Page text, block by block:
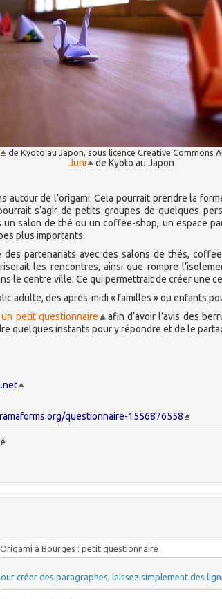
de Kyoto au Japon, sous licence Creative Commons
Juni de Kyoto au Japon
autour de l’origami. Cela pourrait prendre la
s’agir de petits groupes de quelques
un salon de thé ou un coffee-shop, un espace
plus importants.
partenariats avec des salons de thés,
les rencontres, ainsi que rompre
le centre ville. Ce qui permettrait de créer une
adulte, des après-midi « familles » ou enfants
un petit questionnaire
afin d’avoir l’avis des
quelques instants pour y répondre et de le
questionnaire-1556876558
créer des paragraphes, laissez simplement des